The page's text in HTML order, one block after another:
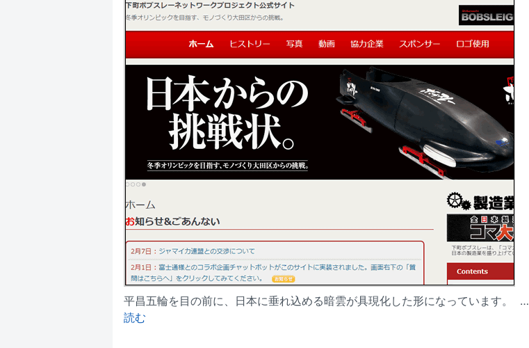
平昌五輪を目の前に、日本に垂れ込める暗雲が具現化した形になっています。 …
読む